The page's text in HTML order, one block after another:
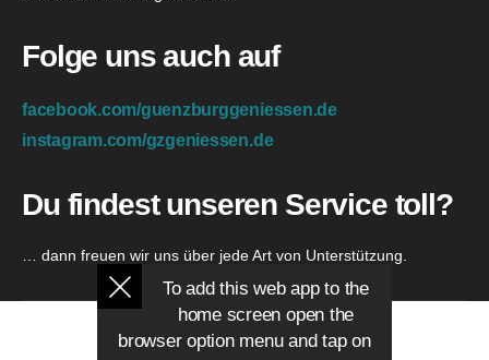
Folge uns auch auf
facebook.com/guenzburggeniessen.de
instagram.com/gzgeniessen.de
Du findest unseren Service toll?
… dann freuen wir uns über jede Art von Unterstützung.
To add this web app to the
home screen open the
browser option menu and tap on